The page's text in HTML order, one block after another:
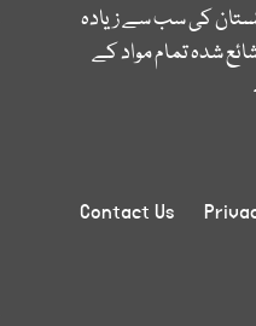
کی سب سے زیادہ
شدہ تمام مواد کے
Contact Us